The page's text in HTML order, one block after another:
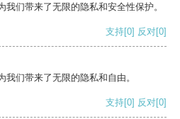
们带来了无限的隐私和安全性保护。
支持[0] 反对[0]
们带来了无限的隐私和自由。
支持[0] 反对[0]